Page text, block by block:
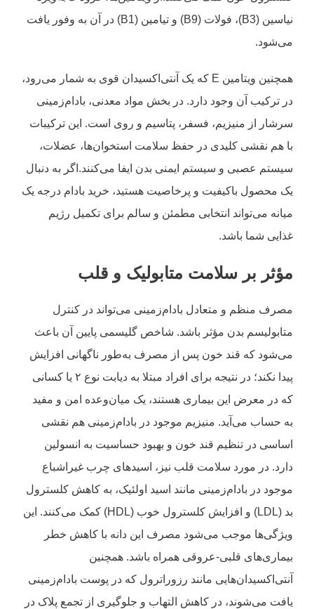
نیاسین (B3)، فولات (B9) و تیامین (B1) در آن به وفور یافت
می‌شود.
همچنین ویتامین E که یک آنتی‌اکسیدان قوی به شمار می‌رود،
در ترکیب آن وجود دارد. در بخش مواد معدنی، بادام‌زمینی
سرشار از منیزیم، فسفر، پتاسیم و روی است. این ترکیبات
با هم نقشی کلیدی در حفظ سلامت استخوان‌ها، عضلات،
سیستم عصبی و سیستم ایمنی بدن ایفا می‌کنند.اگر به دنبال
یک محصول باکیفیت و پرخاصیت هستید، خرید بادام درجه یک
میانه می‌تواند انتخابی مطمئن و سالم برای تکمیل رژیم
غذایی شما باشد.
مؤثر بر سلامت متابولیک و قلب
مصرف منظم و متعادل بادام‌زمینی می‌تواند در کنترل
متابولیسم بدن مؤثر باشد. شاخص گلیسمی پایین آن باعث
می‌شود که قند خون پس از مصرف به‌طور ناگهانی افزایش
پیدا نکند؛ در نتیجه برای افراد مبتلا به دیابت نوع ۲ یا کسانی
که در معرض این بیماری هستند، یک میان‌وعده امن و مفید
به حساب می‌آید. منیزیم موجود در بادام‌زمینی هم نقشی
اساسی در تنظیم قند خون و بهبود حساسیت به انسولین
دارد. در مورد سلامت قلب نیز، اسیدهای چرب غیراشباع
موجود در بادام‌زمینی مانند اسید اولئیک، به کاهش کلسترول
بد (LDL) و افزایش کلسترول خوب (HDL) کمک می‌کنند. این
ویژگی‌ها موجب می‌شود مصرف این دانه با کاهش خطر
بیماری‌های قلبی-عروقی همراه باشد. همچنین
آنتی‌اکسیدان‌هایی مانند رزوراترول که در پوست بادام‌زمینی
یافت می‌شوند، در کاهش التهاب و جلوگیری از تجمع پلاک در